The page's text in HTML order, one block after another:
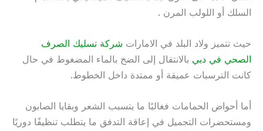
السلك أو اللولب المرن .
حيث تتميز ولاد البلد في الامارات شركة تسليك الصرف
الصحي في دبي بالانتقال إلى الضخ بالماء المضغوط في حال
كانت الترسبات عميقة أو ممتدة داخل الخطوط.
أما أحواض الحمامات فغالبًا ما يتسبب الشعر وبقايا الصابون
ومستحضرات التجميل في إعاقة التدفق ما يتطلب تنظيفًا دوريًا